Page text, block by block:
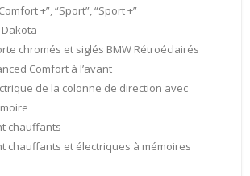
+”, “Sport”, “Sport +”
chromés et siglés BMW Rétroéclairés
Comfort à l’avant
de la colonne de direction avec
chauffants
chauffants et électriques à mémoires